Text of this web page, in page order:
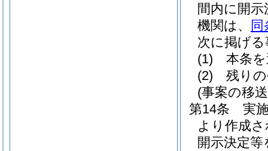
間内に開
機関は、
同
次に掲げ
(1)
本条
(2)
残り
(事案の移
第14条
実
より作成
開示決定